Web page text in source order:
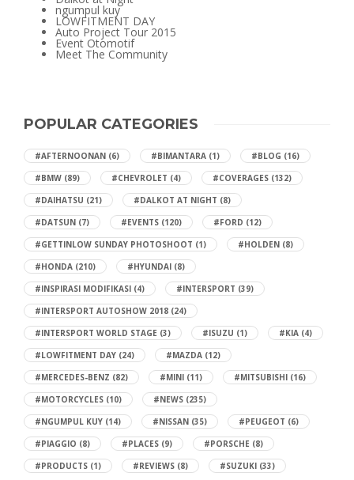
ngumpul kuy
LOWFITMENT DAY
Auto Project Tour 2015
Event Otomotif
Meet The Community
POPULAR CATEGORIES
#AFTERNOONAN (6) #BIMANTARA (1) #BLOG (16)
#BMW (89) #CHEVROLET (4) #COVERAGES (132)
#DAIHATSU (21) #DALKOT AT NIGHT (8)
#DATSUN (7) #EVENTS (120) #FORD (12)
#GETTINLOW SUNDAY PHOTOSHOOT (1) #HOLDEN (8)
#HONDA (210) #HYUNDAI (8)
#INSPIRASI MODIFIKASI (4) #INTERSPORT (39)
#INTERSPORT AUTOSHOW 2018 (24)
#INTERSPORT WORLD STAGE (3) #ISUZU (1) #KIA (4)
#LOWFITMENT DAY (24) #MAZDA (12)
#MERCEDES-BENZ (82) #MINI (11) #MITSUBISHI (16)
#MOTORCYCLES (10) #NEWS (235)
#NGUMPUL KUY (14) #NISSAN (35) #PEUGEOT (6)
#PIAGGIO (8) #PLACES (9) #PORSCHE (8)
#PRODUCTS (1) #REVIEWS (8) #SUZUKI (33)